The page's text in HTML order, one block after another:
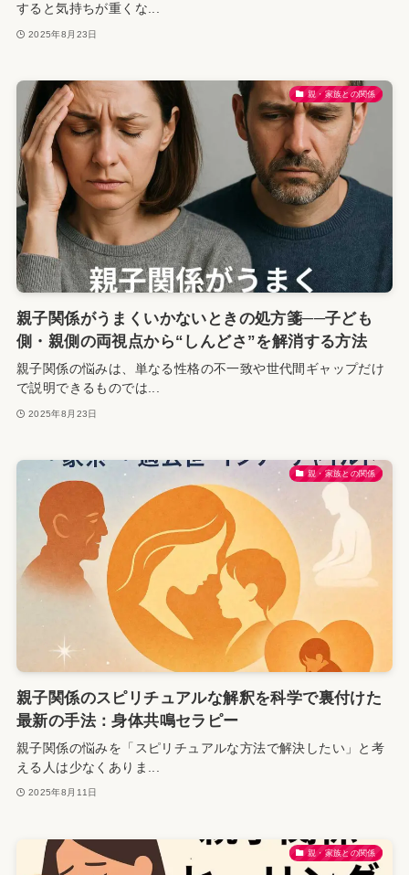
すると気持ちが重くな...
2025年8月23日
親・家族との関係
親子関係がうまくいかないときの処方箋──子ども
側・親側の両視点から“しんどさ”を解消する方法
親子関係の悩みは、単なる性格の不一致や世代間ギャップだけ
で説明できるものでは...
2025年8月23日
親・家族との関係
親子関係のスピリチュアルな解釈を科学で裏付けた
最新の手法：身体共鳴セラピー
親子関係の悩みを「スピリチュアルな方法で解決したい」と考
える人は少なくありま...
2025年8月11日
親・家族との関係